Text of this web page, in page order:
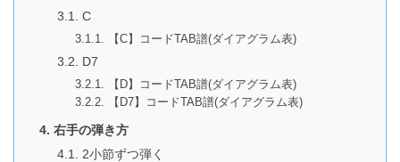
C
【C】コードTAB譜(ダイアグラム表)
D7
【D】コードTAB譜(ダイアグラム表)
【D7】コードTAB譜(ダイアグラム表)
右手の弾き方
2小節ずつ弾く